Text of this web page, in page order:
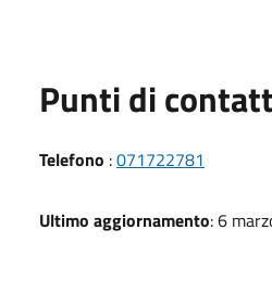
Punti di
Telefono :071722781
Ultimo aggiornamento: 6